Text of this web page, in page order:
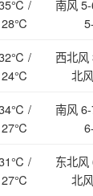
/
28℃
南风
/
24℃
西北风
北
/
27℃
南风
/
27℃
东北
北